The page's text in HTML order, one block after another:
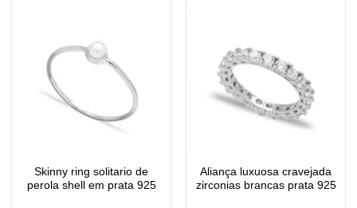
Skinny ring solitario de
perola shell em prata 925
Aliança luxuosa cravejada
zirconias brancas prata 925